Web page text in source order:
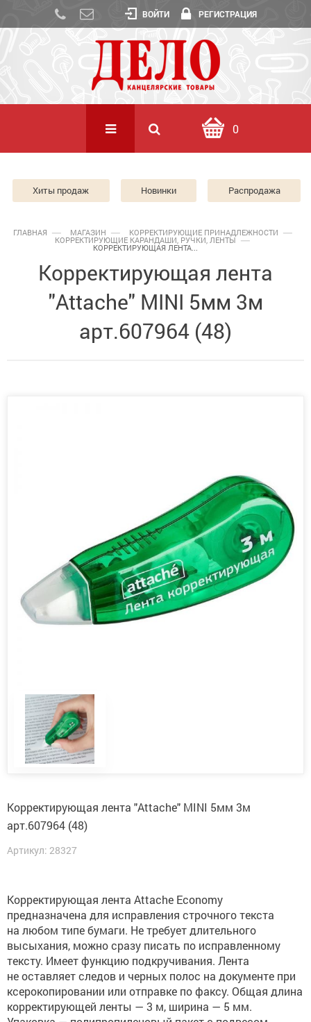
ВОЙТИ РЕГИСТРАЦИЯ
0
Хиты продаж Новинки Распродажа
ГЛАВНАЯ МАГАЗИН КОРРЕКТИРУЮЩИЕ ПРИНАДЛЕЖНОСТИ
КОРРЕКТИРУЮЩИЕ КАРАНДАШИ, РУЧКИ, ЛЕНТЫ
КОРРЕКТИРУЮЩАЯ ЛЕНТА...
Корректирующая лента
"Attache" MINI 5мм 3м
арт.607964 (48)
Корректирующая лента "Attache" MINI 5мм 3м
арт.607964 (48)
Артикул: 28327
Корректирующая лента Attache Economy
предназначена для исправления строчного текста
на любом типе бумаги. Не требует длительного
высыхания, можно сразу писать по исправленному
тексту. Имеет функцию подкручивания. Лента
не оставляет следов и черных полос на документе при
ксерокопировании или отправке по факсу. Общая длина
корректирующей ленты — 3 м, ширина — 5 мм.